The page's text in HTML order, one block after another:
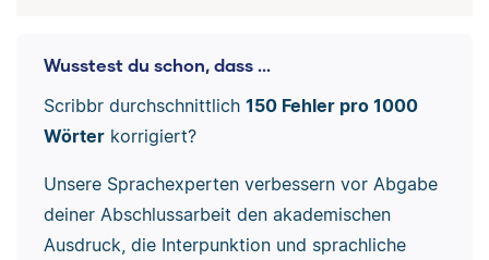
Wusstest du schon, dass ...
Scribbr durchschnittlich 150 Fehler pro 1000
Wörterkorrigiert?
Unsere Sprachexperten verbessern vor Abgabe
deiner Abschlussarbeit den akademischen
Ausdruck, die Interpunktion und sprachliche